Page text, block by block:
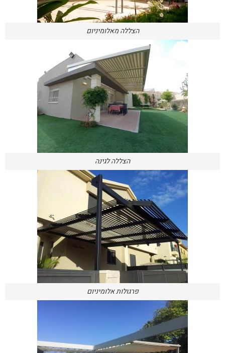
הצללה מאלומיניום
הצללה לגינה
פרגולות אלומיניום